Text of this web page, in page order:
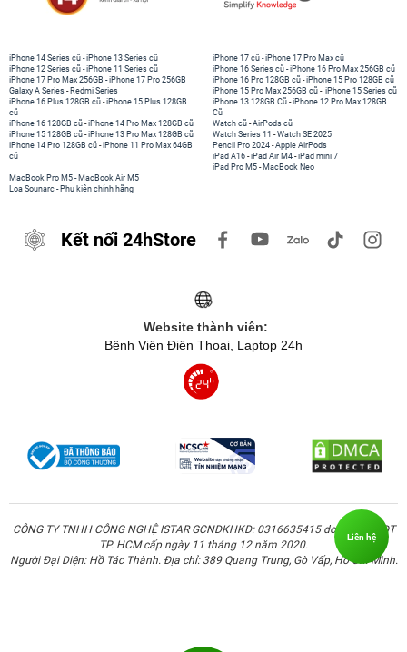
iPhone 14 Series cũ -iPhone 13 Series cũ
iPhone 12 Series cũ -iPhone 11 Series cũ
iPhone 17 Pro Max 256GB -iPhone 17 Pro 256GB
Galaxy A Series - Redmi Series
iPhone 17 cũ -iPhone 17 Pro Max cũ
iPhone 16 Series cũ - iPhone 16 Pro Max 256GB cũ
iPhone 16 Pro 128GB cũ -iPhone 15 Pro 128GB cũ
iPhone 15 Pro Max 256GB cũ - iPhone 15 Series cũ
iPhone 16 Plus 128GB cũ -iPhone 15 Plus 128GB
cũ
iPhone 16 128GB cũ -iPhone 14 Pro Max 128GB cũ
iPhone 15 128GB cũ -iPhone 13 Pro Max 128GB cũ
iPhone 14 Pro 128GB cũ -iPhone 11 Pro Max 64GB
cũ
iPhone 13 128GB Cũ -iPhone 12 Pro Max 128GB
Cũ
Watch cũ -AirPods cũ
Watch Series 11 -Watch SE 2025
Pencil Pro 2024 -Apple AirPods
iPad A16 -iPad Air M4 -iPad mini 7
iPad Pro M5 - MacBook Neo
MacBook Pro M5 - MacBook Air M5
Loa Sounarc - Phụ kiện chính hãng
Kết nối 24hStore
Website thành viên:
Bệnh Viện Điện Thoại, Laptop 24h
CÔNG TY TNHH CÔNG NGHỆ ISTAR GCNDKHKD: 0316635415 do Sở KH & ĐT
TP. HCM cấp ngày 11 tháng 12 năm 2020.
Người Đại Diện: Hồ Tác Thành. Địa chỉ: 389 Quang Trung, Gò Vấp, Hồ Chí Minh.
Liên hệ